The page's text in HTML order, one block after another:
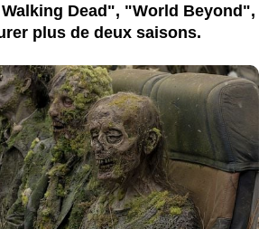
Dead", "World Beyond",
plus de deux saisons.